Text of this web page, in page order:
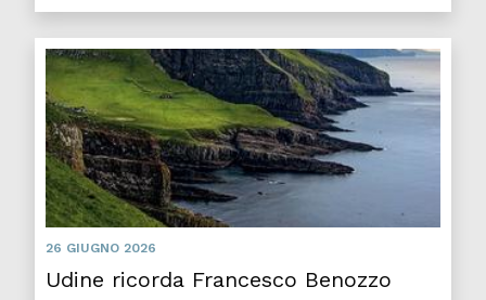
26 GIUGNO 2026
Udine ricorda Francesco Benozzo